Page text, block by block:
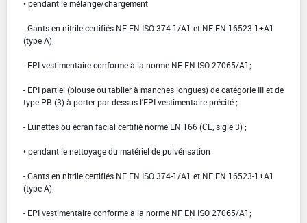
• pendant le mélange/chargement
- Gants en nitrile certifiés NF EN ISO 374-1/A1 et NF EN 16523-1+A1
(type A);
- EPI vestimentaire conforme à la norme NF EN ISO 27065/A1;
- EPI partiel (blouse ou tablier à manches longues) de catégorie III et de
type PB (3) à porter par-dessus l'EPI vestimentaire précité ;
- Lunettes ou écran facial certifié norme EN 166 (CE, sigle 3) ;
• pendant le nettoyage du matériel de pulvérisation
- Gants en nitrile certifiés NF EN ISO 374-1/A1 et NF EN 16523-1+A1
(type A);
- EPI vestimentaire conforme à la norme NF EN ISO 27065/A1;